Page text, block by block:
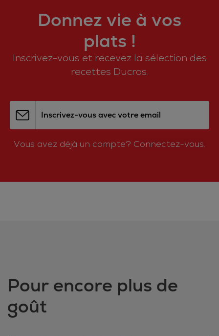
Donnez vie à vos
plats !
Inscrivez-vous et recevez la sélection des
recettes Ducros.
Inscrivez-vous avec votre email
Vous avez déjà un compte? Connectez-vous.
Pour encore plus de
goût